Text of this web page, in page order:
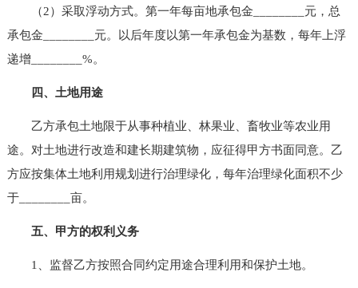
（2）采取浮动方式。第一年每亩地承包金________元，总
承包金________元。以后年度以第一年承包金为基数，每年上浮
递增________%。
四、土地用途
乙方承包土地限于从事种植业、林果业、畜牧业等农业用
途。对土地进行改造和建长期建筑物，应征得甲方书面同意。乙
方应按集体土地利用规划进行治理绿化，每年治理绿化面积不少
于________亩。
五、甲方的权利义务
1、监督乙方按照合同约定用途合理利用和保护土地。